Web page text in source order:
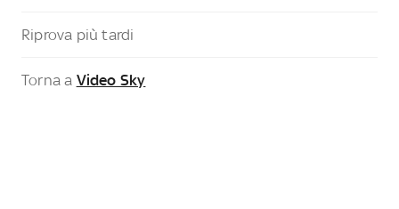
Riprova più tardi
Torna a Video Sky